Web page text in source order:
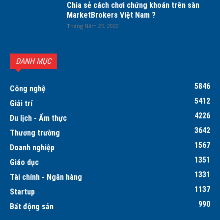
Chia sẻ cách chơi chứng khoán trên sàn
MarketBrokers Việt Nam ?
Tháng Năm 25, 2020
DANH MỤC
Công nghệ
5846
Giải trí
5412
Du lịch - Ẩm thực
4226
Thương trường
3642
Doanh nghiệp
1567
Giáo dục
1351
Tài chính - Ngân hàng
1331
Startup
1137
Bất động sản
990